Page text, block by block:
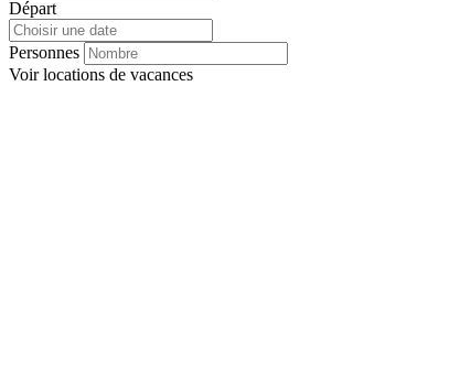
Départ
Personnes
Voirlocations de vacances